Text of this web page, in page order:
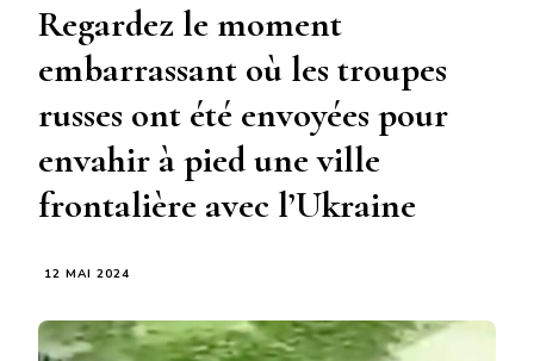
Regardez le moment
embarrassant où les troupes
russes ont été envoyées pour
envahir à pied une ville
frontalière avec l’Ukraine
12 MAI 2024